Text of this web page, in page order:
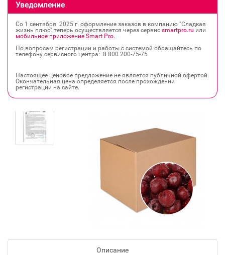
Уведомление
Со 1 сентября 2025 г. оформление заказов в компанию "Сладкая
жизнь плюс" теперь осуществляется через сервис smartpro.ru или
мобильное приложение Smart Pro.
По вопросам регистрации и работы с системой обращайтесь по
телефону сервисного центра: 8 800 200‐75‐75
Настоящее ценовое предложение не является публичной офертой.
Окончательная цена определяется после прохождении
регистрации на сайте.
Описание